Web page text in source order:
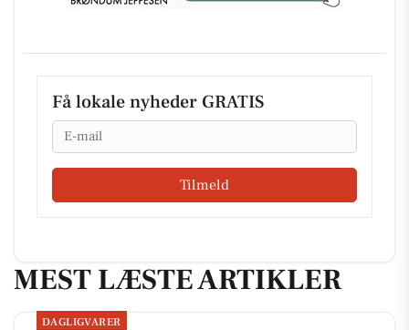
Få lokale nyheder GRATIS
Email
Tilmeld
MEST LÆSTE ARTIKLER
DAGLIGVARER